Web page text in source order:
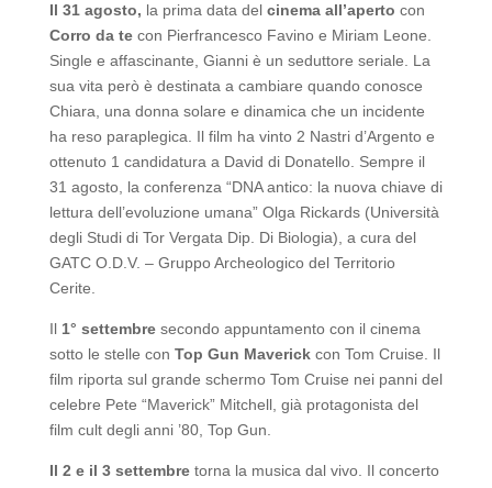
Il 31 agosto, la prima data del cinema all’aperto con
Corro da tecon Pierfrancesco Favino e Miriam Leone.
Single e affascinante, Gianni è un seduttore seriale. La
sua vita però è destinata a cambiare quando conosce
Chiara, una donna solare e dinamica che un incidente
ha reso paraplegica. Il film ha vinto 2 Nastri d’Argento e
ottenuto 1 candidatura a David di Donatello. Sempre il
31 agosto, la conferenza “DNA antico: la nuova chiave di
lettura dell’evoluzione umana” Olga Rickards (Università
degli Studi di Tor Vergata Dip. Di Biologia), a cura del
GATC O.D.V. – Gruppo Archeologico del Territorio
Cerite.
Il 1° settembresecondo appuntamento con il cinema
sotto le stelle con Top Gun Maverickcon Tom Cruise. Il
film riporta sul grande schermo Tom Cruise nei panni del
celebre Pete “Maverick” Mitchell, già protagonista del
film cult degli anni ’80, Top Gun.
Il 2 e il 3 settembretorna la musica dal vivo. Il concerto